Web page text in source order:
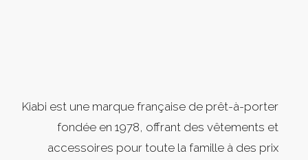
Kiabi est une marque française de prêt-à-porter
fondée en 1978, offrant des vêtements et
accessoires pour toute la famille à des prix